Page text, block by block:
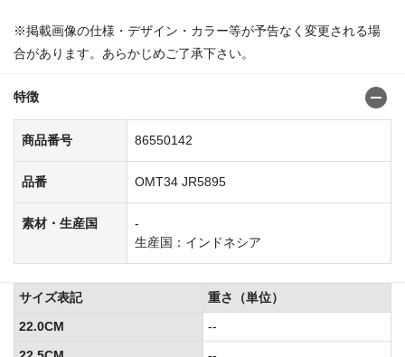
※掲載画像の仕様・デザイン・カラー等が予告なく変更される場
合があります。あらかじめご了承下さい。
特徴
商品番号 86550142
品番 OMT34 JR5895
素材・生産国
-
生産国：インドネシア
サイズ表記
重さ（単位）
22.0CM
--